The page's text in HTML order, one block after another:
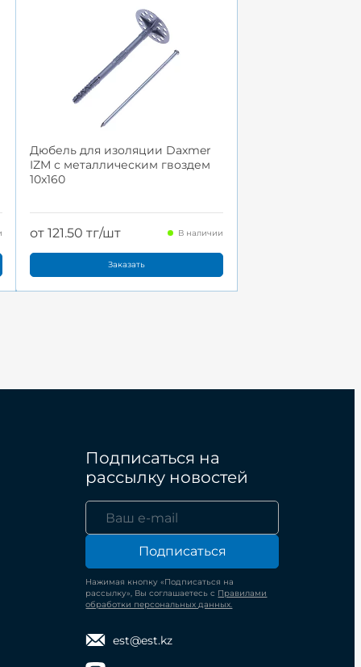
Дюбель для изоляции Daxmer
IZM с металлическим гвоздем
10x160
от 121.50 тг/шт В наличии
Заказать
Подписаться на
рассылку новостей
Подписаться
Нажимая кнопку «Подписаться на
рассылку», Вы соглашаетесь с Правилами
обработки персональных данных.
est@est.kz